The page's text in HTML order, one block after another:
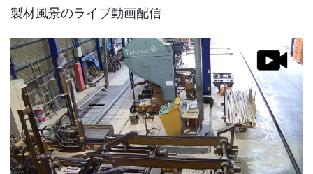
製材風景のライブ動画配信